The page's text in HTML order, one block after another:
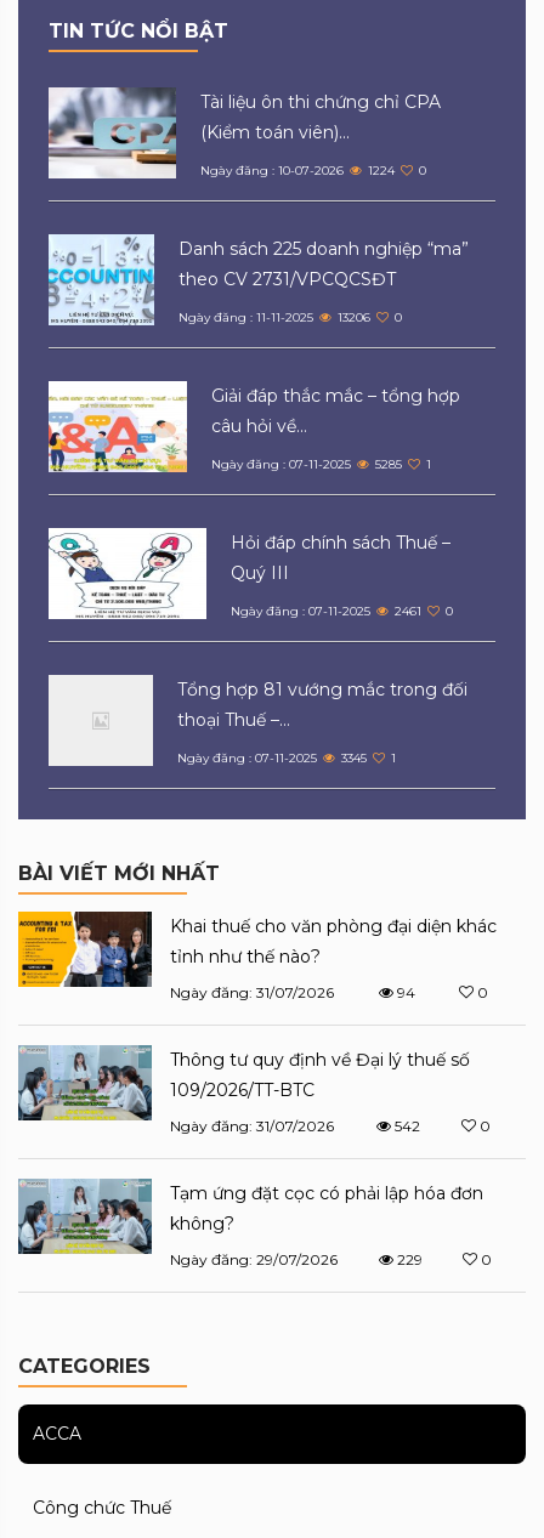
TIN TỨC NỔI BẬT
Tài liệu ôn thi chứng chỉ CPA
(Kiểm toán viên)...
Ngày đăng : 10-07-2026 1224 0
Danh sách 225 doanh nghiệp “ma”
theo CV 2731/VPCQCSĐT
Ngày đăng : 11-11-2025 13206 0
Giải đáp thắc mắc – tổng hợp
câu hỏi về...
Ngày đăng : 07-11-2025 5285 1
Hỏi đáp chính sách Thuế –
Quý III
Ngày đăng : 07-11-2025 2461 0
Tổng hợp 81 vướng mắc trong đối
thoại Thuế –...
Ngày đăng : 07-11-2025 3345 1
BÀI VIẾT MỚI NHẤT
Khai thuế cho văn phòng đại diện khác
tỉnh như thế nào?
Ngày đăng: 31/07/2026 94 0
Thông tư quy định về Đại lý thuế số
109/2026/TT-BTC
Ngày đăng: 31/07/2026 542 0
Tạm ứng đặt cọc có phải lập hóa đơn
không?
Ngày đăng: 29/07/2026 229 0
CATEGORIES
ACCA
Công chức Thuế